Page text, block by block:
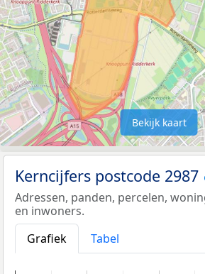
Bekijk kaart
Kerncijfers postcode 2987
Adressen, panden, percelen,
en inwoners.
Grafiek
Tabel